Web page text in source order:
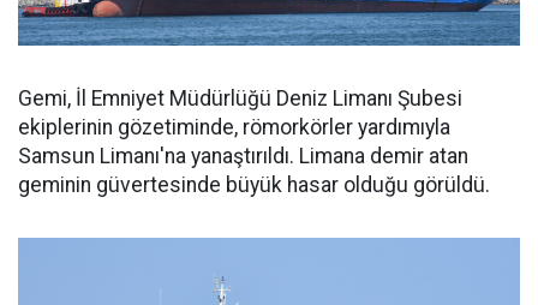
Gemi, İl Emniyet Müdürlüğü Deniz Limanı Şubesi
ekiplerinin gözetiminde, römorkörler yardımıyla
Samsun Limanı'na yanaştırıldı. Limana demir atan
geminin güvertesinde büyük hasar olduğu görüldü.